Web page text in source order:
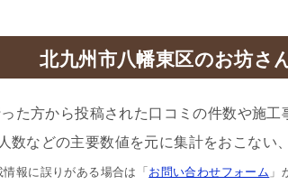
北九州市八幡東区のお坊さ
た方から投稿された口コミの件数や施
数などの主要数値を元に集計をおこない
情報に誤りがある場合は「 お問い合わせフォーム 」